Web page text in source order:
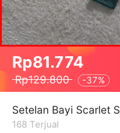
Rp81.774
Rp129.800 -37%
Setelan Bayi Scarlet
168 Terjual